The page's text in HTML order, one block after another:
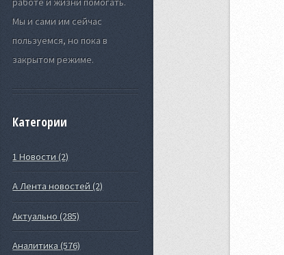
Мы и сами им сейчас
пользуемся, но пока в
закрытом режиме.
Категории
1 Новости (2)
А Лента новостей (2)
Актуально (285)
Аналитика (576)